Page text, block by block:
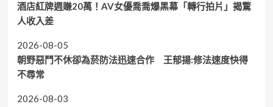
酒店紅牌週賺20萬！AV女優喬喬爆黑幕「轉行拍片」揭驚
人收入差
2026-08-05
朝野惡鬥不休卻為菸防法迅速合作 王郁揚:修法速度快得
不尋常
2026-08-03